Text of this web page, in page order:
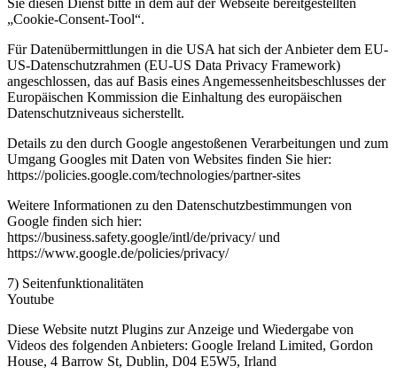
„Cookie-Consent-Tool“.
Für Datenübermittlungen in die USA hat sich der Anbieter dem EU-
US-Datenschutzrahmen (EU-US Data Privacy Framework)
angeschlossen, das auf Basis eines Angemessenheitsbeschlusses der
Europäischen Kommission die Einhaltung des europäischen
Datenschutzniveaus sicherstellt.
Details zu den durch Google angestoßenen Verarbeitungen und zum
Umgang Googles mit Daten von Websites finden Sie hier:
https://policies.google.com/technologies/partner-sites
Weitere Informationen zu den Datenschutzbestimmungen von
Google finden sich hier:
https://business.safety.google/intl/de/privacy/ und
https://www.google.de/policies/privacy/
7) Seitenfunktionalitäten
Youtube
Diese Website nutzt Plugins zur Anzeige und Wiedergabe von
Videos des folgenden Anbieters: Google Ireland Limited, Gordon
House, 4 Barrow St, Dublin, D04 E5W5, Irland